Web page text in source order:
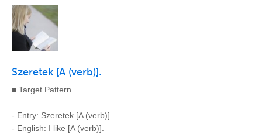
Szeretek [A (verb)].
■ Target Pattern
- Entry: Szeretek [A (verb)].
- English: I like [A (verb)].